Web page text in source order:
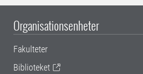
Organisationsenheter
Fakulteter
Biblioteket